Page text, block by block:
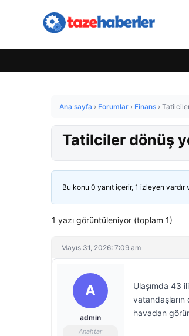
Ana sayfa › Forumlar › Finans ›
Tatilciler dönüş
Bu konu 0 yanıt içerir, 1 izleyen vardır
1 yazı görüntüleniyor (toplam 1)
Mayıs 31, 2026: 7:09 am
A
admin
Anahtar
Ulaşımda 43
havadan